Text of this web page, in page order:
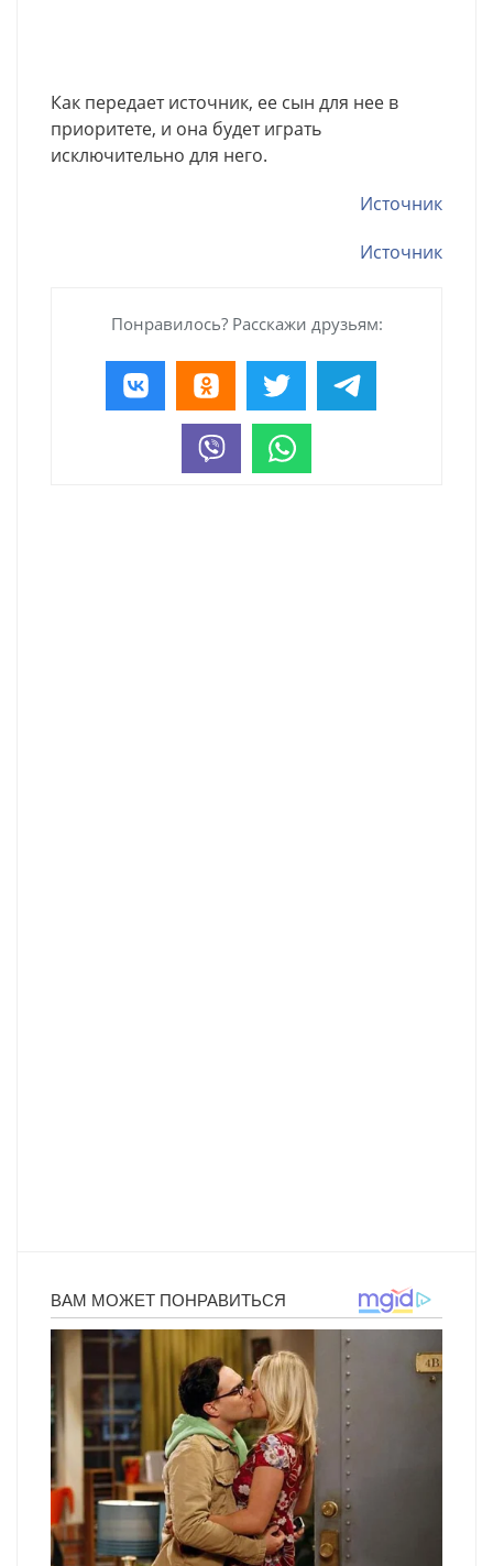
Как передает источник, ее сын для нее в
приоритете, и она будет играть
исключительно для него.
Источник
Источник
Понравилось? Расскажи друзьям: